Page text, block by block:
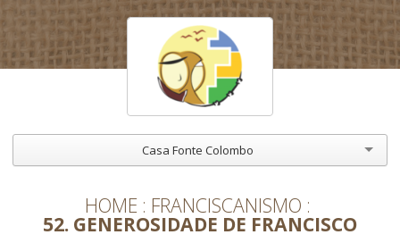
Casa Fonte Colombo
HOME FRANCISCANISMO
52. GENEROSIDADE DE FRANCISCO